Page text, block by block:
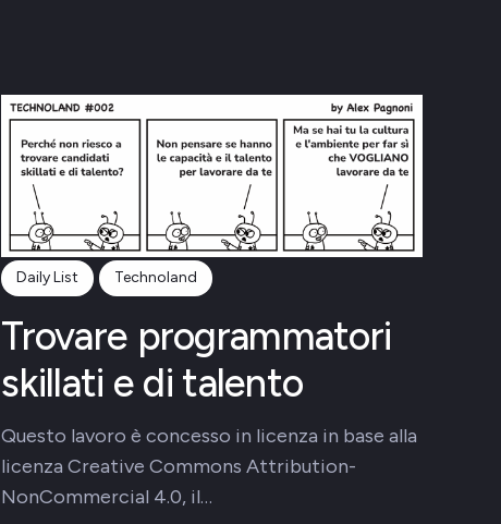
Daily List Technoland
Trovare programmatori
skillati e di talento
Questo lavoro è concesso in licenza in base alla
licenza Creative Commons Attribution-
NonCommercial 4.0, il…